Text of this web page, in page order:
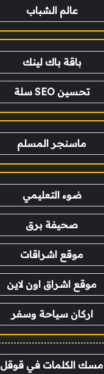
عالم الشباب
باقة باك لينك
تحسين SEO سلة
ماسنجر المسلم
ضوء التعليمي
صحيفة برق
موقع اشراقات
موقع اشراق اون لاين
اركان سياحة وسفر
مسك الكلمات في قوقل